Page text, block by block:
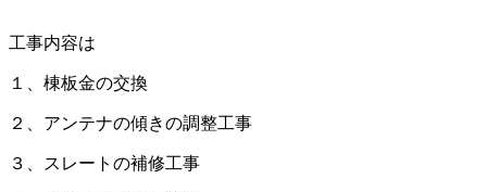
工事内容は
１、棟板金の交換
２、アンテナの傾きの調整工事
３、スレートの補修工事